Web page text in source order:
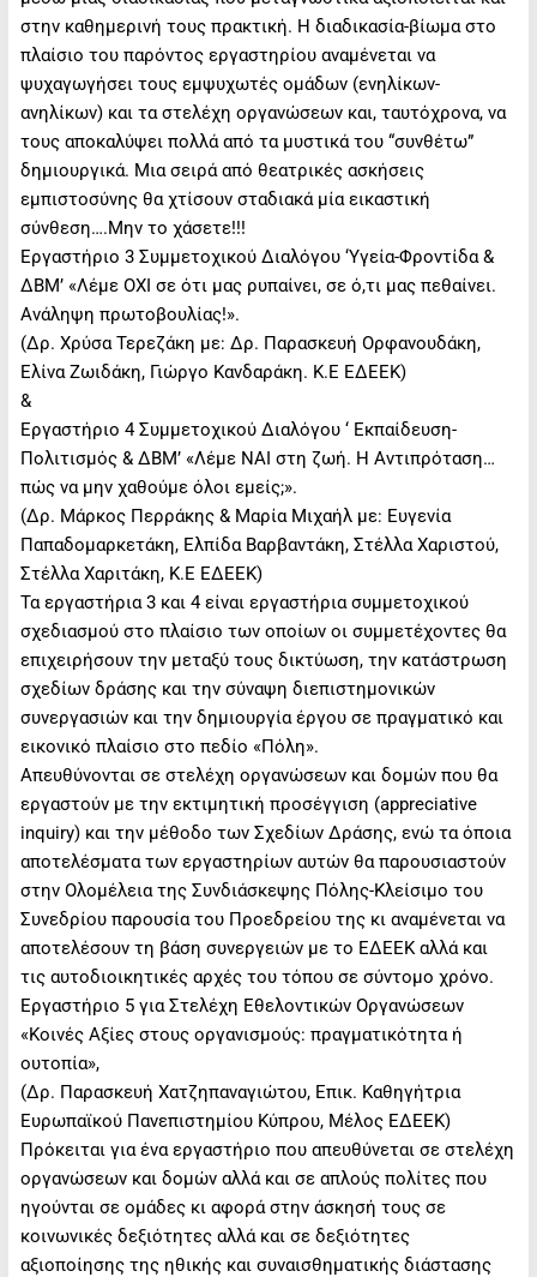
στην καθημερινή τους πρακτική. Η διαδικασία-βίωμα στο
πλαίσιο του παρόντος εργαστηρίου αναμένεται να
ψυχαγωγήσει τους εμψυχωτές ομάδων (ενηλίκων-
ανηλίκων) και τα στελέχη οργανώσεων και, ταυτόχρονα, να
τους αποκαλύψει πολλά από τα μυστικά του “συνθέτω”
δημιουργικά. Μια σειρά από θεατρικές ασκήσεις
εμπιστοσύνης θα χτίσουν σταδιακά μία εικαστική
σύνθεση….Μην το χάσετε!!!
Εργαστήριο 3 Συμμετοχικού Διαλόγου ‘Υγεία-Φροντίδα &
ΔΒΜ’ «Λέμε ΟΧΙ σε ότι μας ρυπαίνει, σε ό,τι μας πεθαίνει.
Ανάληψη πρωτοβουλίας!».
(Δρ. Χρύσα Τερεζάκη με: Δρ. Παρασκευή Ορφανουδάκη,
Ελίνα Ζωιδάκη, Γιώργο Κανδαράκη. Κ.Ε ΕΔΕΕΚ)
&
Εργαστήριο 4 Συμμετοχικού Διαλόγου ‘ Εκπαίδευση-
Πολιτισμός & ΔΒΜ’ «Λέμε ΝΑΙ στη ζωή. Η Αντιπρόταση…
πώς να μην χαθούμε όλοι εμείς;».
(Δρ. Μάρκος Περράκης & Μαρία Μιχαήλ με: Ευγενία
Παπαδομαρκετάκη, Ελπίδα Βαρβαντάκη, Στέλλα Χαριστού,
Στέλλα Χαριτάκη, Κ.Ε ΕΔΕΕΚ)
Τα εργαστήρια 3 και 4 είναι εργαστήρια συμμετοχικού
σχεδιασμού στο πλαίσιο των οποίων οι συμμετέχοντες θα
επιχειρήσουν την μεταξύ τους δικτύωση, την κατάστρωση
σχεδίων δράσης και την σύναψη διεπιστημονικών
συνεργασιών και την δημιουργία έργου σε πραγματικό και
εικονικό πλαίσιο στο πεδίο «Πόλη».
Απευθύνονται σε στελέχη οργανώσεων και δομών που θα
εργαστούν με την εκτιμητική προσέγγιση (appreciative
inquiry) και την μέθοδο των Σχεδίων Δράσης, ενώ τα όποια
αποτελέσματα των εργαστηρίων αυτών θα παρουσιαστούν
στην Ολομέλεια της Συνδιάσκεψης Πόλης-Κλείσιμο του
Συνεδρίου παρουσία του Προεδρείου της κι αναμένεται να
αποτελέσουν τη βάση συνεργειών με το ΕΔΕΕΚ αλλά και
τις αυτοδιοικητικές αρχές του τόπου σε σύντομο χρόνο.
Εργαστήριο 5 για Στελέχη Εθελοντικών Οργανώσεων
«Κοινές Αξίες στους οργανισμούς: πραγματικότητα ή
ουτοπία»,
(Δρ. Παρασκευή Χατζηπαναγιώτου, Επικ. Καθηγήτρια
Ευρωπαϊκού Πανεπιστημίου Κύπρου, Μέλος ΕΔΕΕΚ)
Πρόκειται για ένα εργαστήριο που απευθύνεται σε στελέχη
οργανώσεων και δομών αλλά και σε απλούς πολίτες που
ηγούνται σε ομάδες κι αφορά στην άσκησή τους σε
κοινωνικές δεξιότητες αλλά και σε δεξιότητες
αξιοποίησης της ηθικής και συναισθηματικής διάστασης